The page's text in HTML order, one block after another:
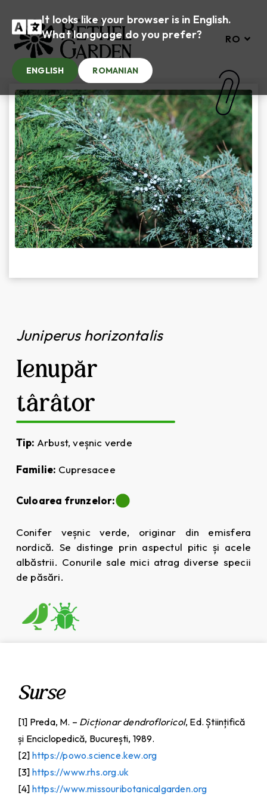
RO
Juniperus horizontalis
Ienupăr
târâtor
Tip: Arbust, veșnic verde
Familie: Cupresacee
Culoarea frunzelor:
Conifer veșnic verde, originar din emisfera
nordică. Se distinge prin aspectul pitic și acele
albăstrii. Conurile sale mici atrag diverse specii
de păsări.
Surse
[1] Preda, M. – Dicționar dendrofloricol, Ed. Științifică
și Enciclopedică, București, 1989.
[2] https://powo.science.kew.org
[3] https://www.rhs.org.uk
[4] https://www.missouribotanicalgarden.org
It looks like your browser is in English.
What language do you prefer?
ENGLISH ROMANIAN